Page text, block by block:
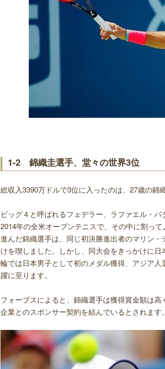
1-2 錦織圭選手、堂々の世界3位
総収入3390万ドルで3位に入ったのは、27歳の錦
ビッグ４と呼ばれるフェデラー、ラファエル・
2014年の全米オープンテニスで、その中に割っ
進んだ錦織選手は、同じ初決勝進出者のマリン
けを喫しました。しかし、同大会をきっかけに
輪では日本男子として初のメダル獲得、アジア
躍に至ります。
フォーブスによると、錦織選手は獲得賞金額は
企業とのスポンサー契約を結んでいるとされます。